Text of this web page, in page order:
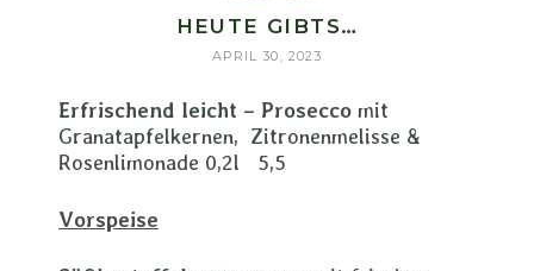
HEUTE GIBTS…
APRIL 30, 2023
Erfrischend leicht – Prosecco mit
Granatapfelkernen, Zitronenmelisse &
Rosenlimonade 0,2l 5,5
Vorspeise